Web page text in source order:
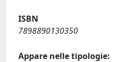
ISBN
7898890130350
Appare nelle tipologie: